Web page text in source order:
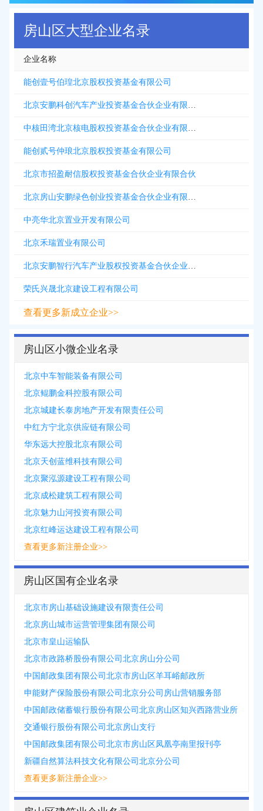
房山区大型企业名录
企业名称
能创壹号伯瑝北京股权投资基金有限公司
北京安鹏科创汽车产业投资基金合伙企业有限合伙
中核田湾北京核电股权投资基金合伙企业有限合伙
能创贰号仲琅北京股权投资基金有限公司
北京市招盈耐信股权投资基金合伙企业有限合伙
北京房山安鹏绿色创业投资基金合伙企业有限合伙
中亮华北京置业开发有限公司
北京禾瑞置业有限公司
北京安鹏智行汽车产业股权投资基金合伙企业有限合伙
荣氏兴晟北京建设工程有限公司
查看更多新成立企业>>
房山区小微企业名录
北京中车智能装备有限公司
北京鲲鹏金科控股有限公司
北京城建长泰房地产开发有限责任公司
中红方宁北京供应链有限公司
华东远大控股北京有限公司
北京天创蓝维科技有限公司
北京聚泓源建设工程有限公司
北京成松建筑工程有限公司
北京魅力山河投资有限公司
北京红峰运达建设工程有限公司
查看更多新注册企业>>
房山区国有企业名录
北京市房山基础设施建设有限责任公司
北京房山城市运营管理集团有限公司
北京市皇山运输队
北京市政路桥股份有限公司北京房山分公司
中国邮政集团有限公司北京市房山区羊耳峪邮政所
申能财产保险股份有限公司北京分公司房山营销服务部
中国邮政储蓄银行股份有限公司北京房山区知兴西路营业所
交通银行股份有限公司北京房山支行
中国邮政集团有限公司北京市房山区凤凰亭南里报刊亭
新疆自然算法科技文化有限公司北京分公司
查看更多新注册企业>>